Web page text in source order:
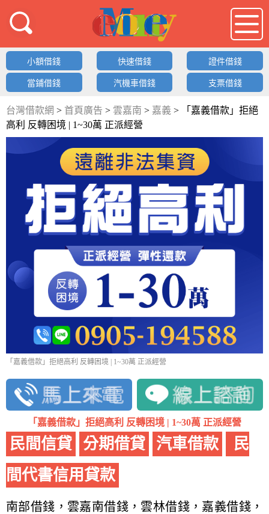
借錢LOGO
小額借錢 快速借錢 證件借錢
當鋪借錢 汽機車借錢 支票借錢
台灣借款網 > 首頁廣告 > 雲嘉南 > 嘉義 >
「嘉義借款」拒絕
高利 反轉困境 | 1~30萬 正派經營
「嘉義借款」拒絕高利 反轉困境 | 1~30萬 正派經營
「嘉義借款」拒絕高利 反轉困境 | 1~30萬 正派經營
民間信貸 分期借貸 汽車借款
民
間代書信用貸款
南部借錢，雲嘉南借錢，雲林借錢，嘉義借錢，